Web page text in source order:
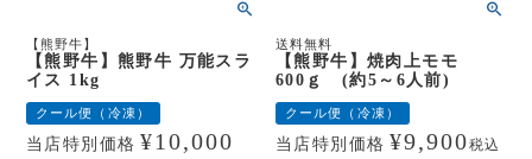
【熊野牛】
【熊野牛】熊野牛 万能スラ
イス 1kg
クール便（冷凍）
当店特別価格 ¥10,000
送料無料
【熊野牛】焼肉上モモ
600ｇ (約5～6人前)
クール便（冷凍）
当店特別価格 ¥9,900税込